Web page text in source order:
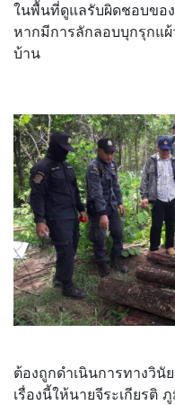
ในพื้นที่ดูแลรับผิดชอบขอ
หากมีการลักลอบบุกรุกแ
บ้าน
ต้องถูกดำเนินการทางวินั
เรื่องนี้ให้นายจีระเกียรติ